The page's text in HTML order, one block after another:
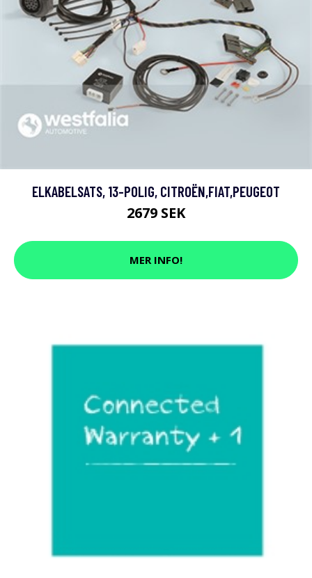
ELKABELSATS, 13-POLIG, CITROËN,FIAT,PEUGEOT
2679 SEK
MER INFO!